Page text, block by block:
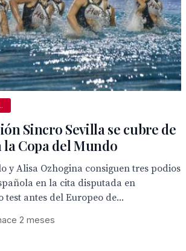
Sincro Sevilla se cubre de
la Copa del Mundo
y Alisa Ozhogina consiguen tres podios
en la cita disputada en
test antes del Europeo de...
2 meses